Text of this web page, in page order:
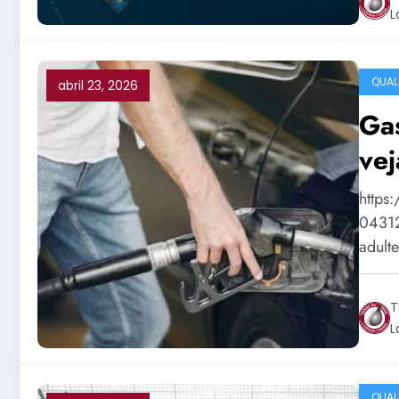
abril 23, 2026